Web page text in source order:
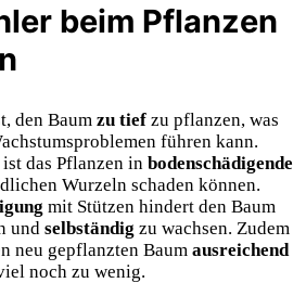
beim Pflanzen
den Baum zu tief zu pflanzen, was
führen kann.
das Pflanzen in bodenschädigende
Wurzeln schaden können.
mit Stützen hindert den Baum
und selbständig zu wachsen. Zudem
neu gepflanzten Baum ausreichend
noch zu wenig.